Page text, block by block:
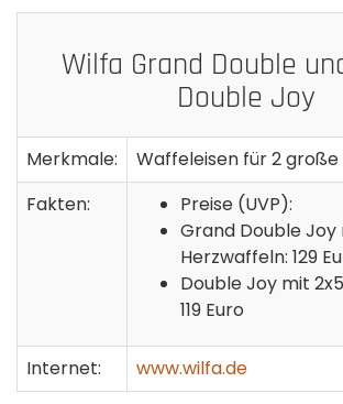
Wilfa Grand Double
Double Joy
Merkmale:
Waffeleisen für 2
Fakten:
Preise (UVP):
Grand Double Joy
Herzwaffeln: 129
Double Joy mit
119 Euro
Internet: www.wilfa.de